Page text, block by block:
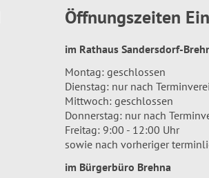
Öffnungszeiten
im Rathaus Sandersdorf-
Montag: geschlossen
Dienstag: nur nach
Mittwoch: geschlossen
Donnerstag: nur nach
Freitag: 9:00 - 12:00 Uhr
sowie nach vorheriger
im Bürgerbüro Brehna